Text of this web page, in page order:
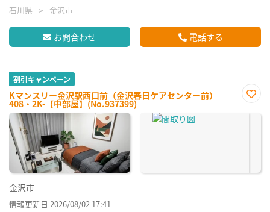
石川県 金沢市
お問合わせ 電話する
割引キャンペーン
Kマンスリー金沢駅西口前（金沢春日ケアセンター前）
408・2K-【中部屋】(No.937399)
に入
金沢市
情報更新日 2026/08/02 17:41